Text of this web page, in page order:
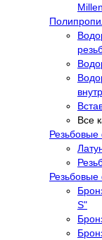
Все
Резьбовые
Резьбовые
S"